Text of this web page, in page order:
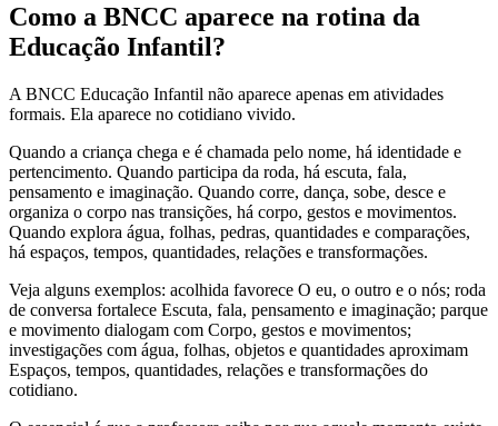
Como a BNCC aparece na rotina da
Educação Infantil?
A BNCC Educação Infantil não aparece apenas em atividades
formais. Ela aparece no cotidiano vivido.
Quando a criança chega e é chamada pelo nome, há identidade e
pertencimento. Quando participa da roda, há escuta, fala,
pensamento e imaginação. Quando corre, dança, sobe, desce e
organiza o corpo nas transições, há corpo, gestos e movimentos.
Quando explora água, folhas, pedras, quantidades e comparações,
há espaços, tempos, quantidades, relações e transformações.
Veja alguns exemplos: acolhida favorece O eu, o outro e o nós; roda
de conversa fortalece Escuta, fala, pensamento e imaginação; parque
e movimento dialogam com Corpo, gestos e movimentos;
investigações com água, folhas, objetos e quantidades aproximam
Espaços, tempos, quantidades, relações e transformações do
cotidiano.